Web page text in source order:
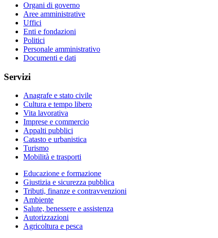
Organi di governo
Aree amministrative
Uffici
Enti e fondazioni
Politici
Personale amministrativo
Documenti e dati
Servizi
Anagrafe e stato civile
Cultura e tempo libero
Vita lavorativa
Imprese e commercio
Appalti pubblici
Catasto e urbanistica
Turismo
Mobilità e trasporti
Educazione e formazione
Giustizia e sicurezza pubblica
Tributi, finanze e contravvenzioni
Ambiente
Salute, benessere e assistenza
Autorizzazioni
Agricoltura e pesca